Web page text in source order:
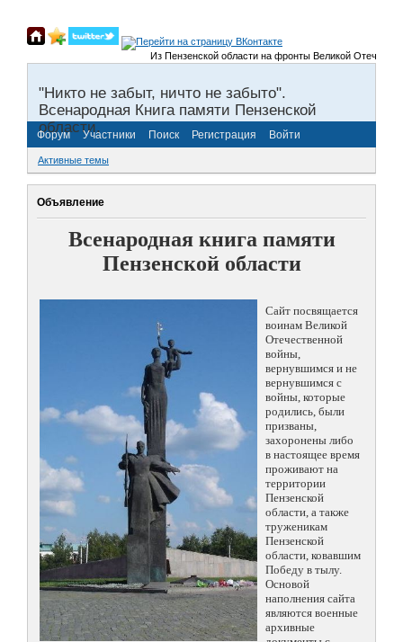
Из Пензенской области на фронты Великой
"Никто не забыт, ничто не забыто".
Всенародная Книга памяти Пензенской
области.
Форум Участники Поиск Регистрация Войти
Активные темы
Объявление
Всенародная книга памяти
Пензенской области
Сайт посвящается
воинам Великой
Отечественной
войны,
вернувшимся и не
вернувшимся с
войны, которые
родились, были
призваны,
захоронены либо
в настоящее время
проживают на
территории
Пензенской
области, а также
труженикам
Пензенской
области, ковавшим
Победу в тылу.
Основой
наполнения сайта
являются военные
архивные